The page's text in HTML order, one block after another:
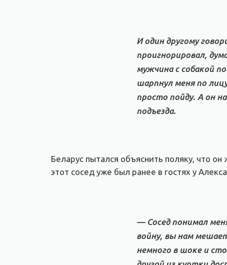
И один другому
проигнорировал,
мужчина с собакой
шарпнул меня по
просто пойду. А он
подъезда.
Беларус пытался объяснить поляку, что
этот сосед уже был ранее в гостях у
— Сосед понимал
войну, вы нам
немного в шоке и